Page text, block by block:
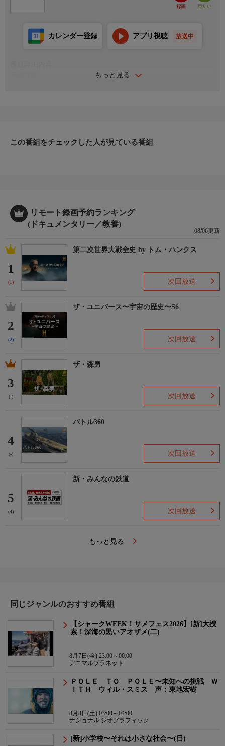
もっと見る
カレンダー登録 アプリ視聴 放送中
この番組をチェックした人が見ている番組
リモート録画予約ランキング
(ドキュメンタリー／教養)
08/06更新
1
(1)
第二次世界大戦全史 by トム・ハンクス
次回放送
2
(2)
ザ・ユニバース〜宇宙の歴史〜S6
次回放送
3
(-)
ザ・森男
次回放送
4
(-)
バトル360
次回放送
5
(4)
新・みんなの鉄道
次回放送
もっと見る
同じジャンルのおすすめ番組
【シャークWEEK！サメフェス2026】[新]大捜
索！深海の黒いアオザメ(二)
8月7日(金) 23:00～00:00
アニマルプラネット
ＰＯＬＥ ＴＯ ＰＯＬＥ〜未知への挑戦 Ｗ
ＩＴＨ ウィル・スミス 声：東地宏樹
8月8日(土) 03:00～04:00
ナショナル ジオグラフィック
[新]小学校〜それは小さな社会〜(日)